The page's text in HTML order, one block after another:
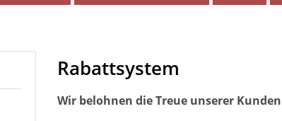
Rabattsystem
Wir belohnen die Treue unserer